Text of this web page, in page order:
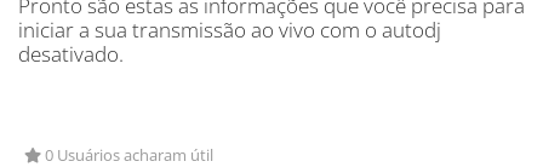
iniciar a sua transmissão ao vivo com o autodj
desativado.
0 Usuários acharam útil